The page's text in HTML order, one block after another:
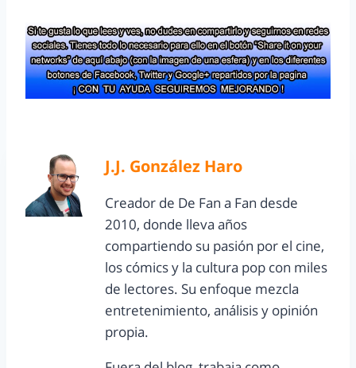
J.J. González Haro
Creador de De Fan a Fan desde
2010, donde lleva años
compartiendo su pasión por el cine,
los cómics y la cultura pop con miles
de lectores. Su enfoque mezcla
entretenimiento, análisis y opinión
propia.